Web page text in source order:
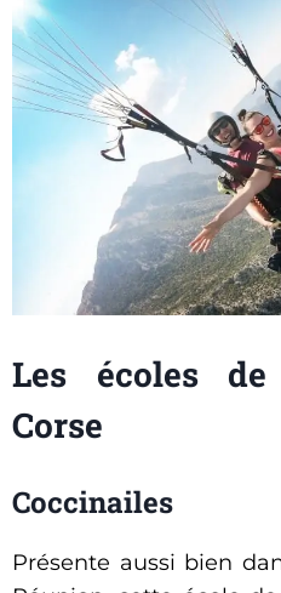
Les écoles
Corse
Coccinailes
Présente aussi bien